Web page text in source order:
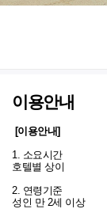
이용안내
[이용안내]
1. 소요시간
호텔별 상이
2. 연령기준
성인 만 2세 이상